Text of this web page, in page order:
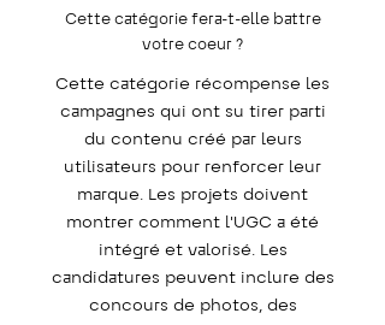
Cette catégorie fera-t-elle battre
votre coeur ?
Cette catégorie récompense les
campagnes qui ont su tirer parti
du contenu créé par leurs
utilisateurs pour renforcer leur
marque. Les projets doivent
montrer comment l'UGC a été
intégré et valorisé. Les
candidatures peuvent inclure des
concours de photos, des